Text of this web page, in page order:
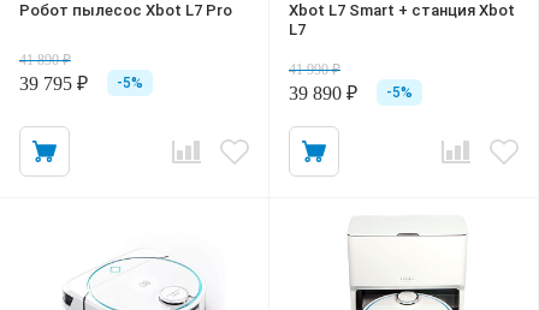
Робот пылесос Xbot L7 Pro
41 890 ₽
39 795 ₽ -5%
Xbot L7 Smart + станция Xbot
L7
41 990 ₽
39 890 ₽ -5%